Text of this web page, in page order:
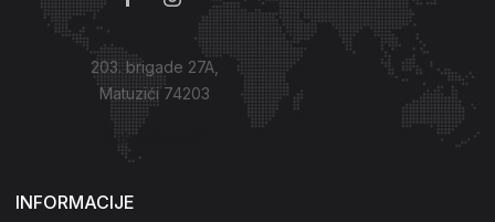
203. brigade 27A,
Matuzići 74203
Kako do nas?
INFORMACIJE